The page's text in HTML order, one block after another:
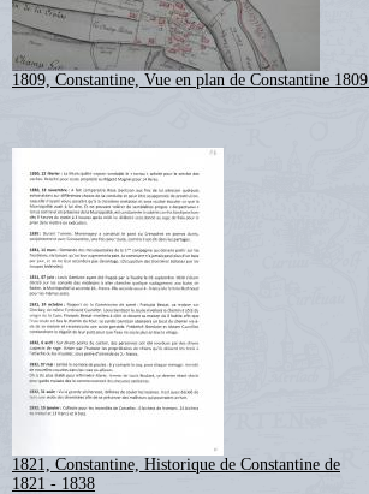
1809, Constantine, Vue en plan de Constantine
1821, Constantine, Historique de Constantine de
1821 - 1838